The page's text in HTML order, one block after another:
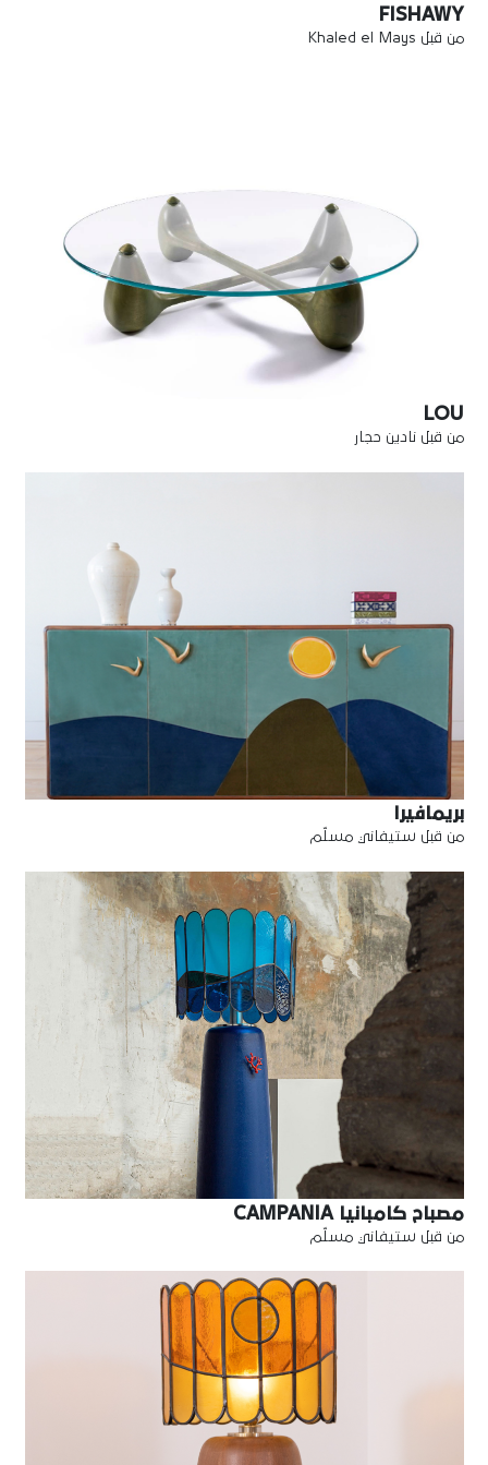
FISHAWY
من قبل Khaled el Mays
LOU
من قبل نادين حجار
بريمافيرا
من قبل ستيفاني مسلّم
مصباح كامبانيا CAMPANIA
من قبل ستيفاني مسلّم